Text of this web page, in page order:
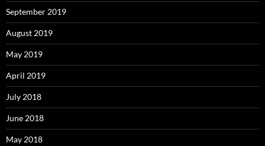
September 2019
August 2019
May 2019
April 2019
July 2018
June 2018
May 2018